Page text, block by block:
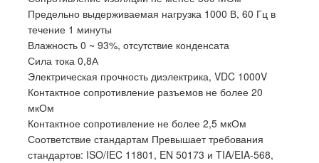
Предельно выдерживаемая нагрузка 1000 В, 60 Гц в
течение 1 минуты
Влажность 0 ~ 93%, отсутствие конденсата
Сила тока 0,8А
Электрическая прочность диэлектрика, VDC 1000V
Контактное сопротивление разъемов не более 20
мкОм
Контактное сопротивление не более 2,5 мкОм
Соответствие стандартам Превышает требования
стандартов: ISO/IEC 11801, EN 50173 и TIA/EIA-568,